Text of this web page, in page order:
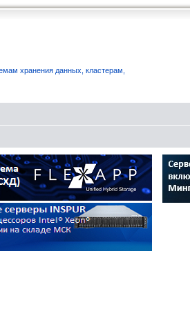
хранения данных, кластерам,